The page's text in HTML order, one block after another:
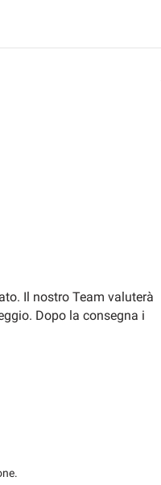
Il nostro Team valuterà
Dopo la consegna i